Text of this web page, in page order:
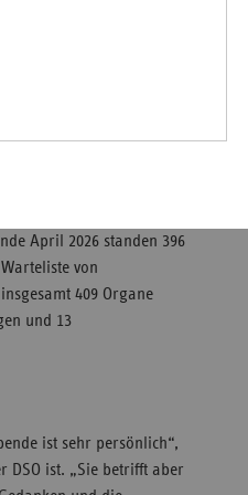
sind in dieser Statistik
April 2026 standen 396
von
409 Organe
und 13
ist sehr persönlich“,
DSO ist. „Sie betrifft aber